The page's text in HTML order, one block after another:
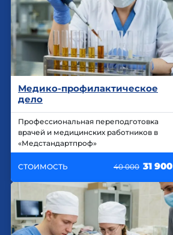
Медико-профилактическое
дело
Профессиональная переподготовка
врачей и медицинских работников в
«Медстандартпроф»
СТОИМОСТЬ 40 000 31 900